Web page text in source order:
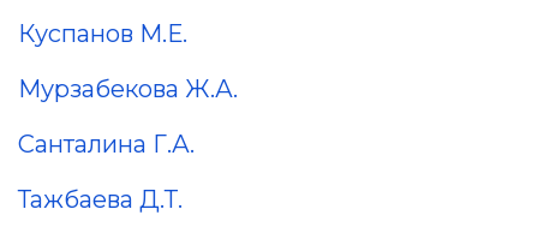
Куспанов М.Е.
Мурзабекова Ж.А.
Санталина Г.А.
Тажбаева Д.Т.